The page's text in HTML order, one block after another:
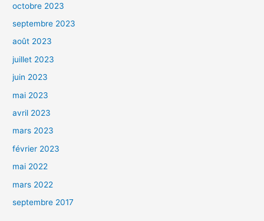
octobre 2023
septembre 2023
août 2023
juillet 2023
juin 2023
mai 2023
avril 2023
mars 2023
février 2023
mai 2022
mars 2022
septembre 2017